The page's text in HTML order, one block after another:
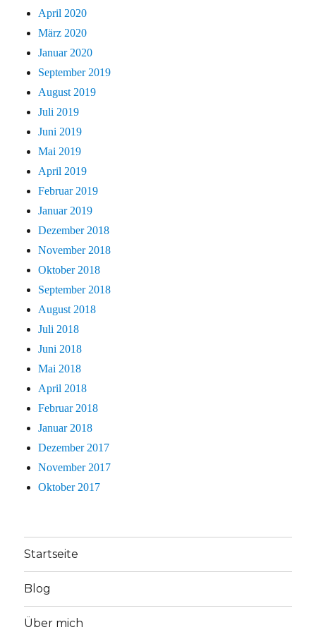
April 2020
März 2020
Januar 2020
September 2019
August 2019
Juli 2019
Juni 2019
Mai 2019
April 2019
Februar 2019
Januar 2019
Dezember 2018
November 2018
Oktober 2018
September 2018
August 2018
Juli 2018
Juni 2018
Mai 2018
April 2018
Februar 2018
Januar 2018
Dezember 2017
November 2017
Oktober 2017
Startseite
Blog
Über mich